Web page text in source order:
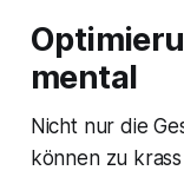
mental
Nicht nur die
können zu